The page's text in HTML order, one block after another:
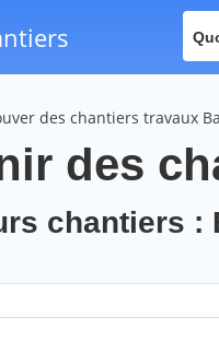
des chantiers travaux
des
chantiers :